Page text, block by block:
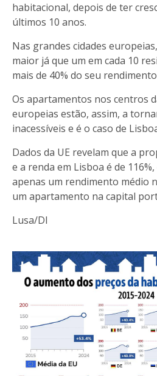
habitacional, depois de ter
últimos 10 anos.
Nas grandes cidades
maior já que um em cada 10
mais de 40% do seu
Os apartamentos nos centros
europeias estão, assim, a
inacessíveis e é o caso de
Dados da UE revelam que a
e a renda em Lisboa é de
apenas um rendimento médio
um apartamento na capital
Lusa/DI